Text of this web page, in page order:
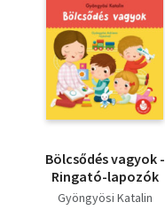
Bölcsődés vagyok -
Ringató-lapozók
Gyöngyösi Katalin